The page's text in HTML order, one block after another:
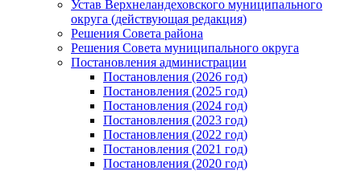
Устав Верхнеландеховского муниципального
округа (действующая редакция)
Решения Совета района
Решения Совета муниципального округа
Постановления администрации
Постановления (2026 год)
Постановления (2025 год)
Постановления (2024 год)
Постановления (2023 год)
Постановления (2022 год)
Постановления (2021 год)
Постановления (2020 год)